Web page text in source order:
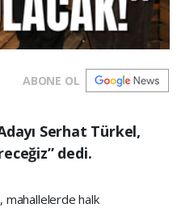
ABONE OL
Serhat Türkel,
dedi.
mahallelerde halk